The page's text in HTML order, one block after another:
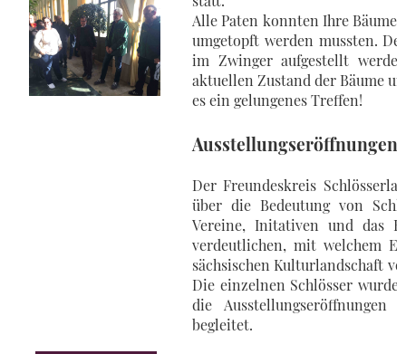
Alle Paten konnten Ihre Bäume
umgetopft werden mussten.
im Zwinger aufgestellt
aktuellen Zustand der Bäume
es ein gelungenes Treffen!
Ausstellungseröffnungen
Der Freundeskreis
über die Bedeutung von
Vereine, Initativen und das
verdeutlichen, mit welchem
sächsischen Kulturlandschaft
Die einzelnen Schlösser
die
begleitet.